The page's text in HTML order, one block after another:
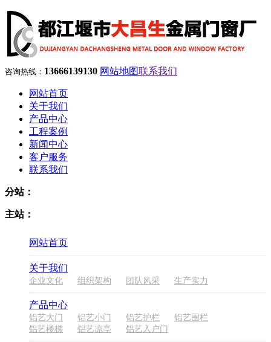
咨询热线： 13666139130 网站地图联系我们
网站首页
关于我们
产品中心
工程案例
新闻中心
客户服务
联系我们
分站：
主站：
网站首页
关于我们
企业文化 组织架构 团队风采 生产实力
产品中心
铝艺大门 铝艺小门 铝艺护栏
铝艺围栏
铝艺楼梯
铝艺凉亭 铝艺入户门